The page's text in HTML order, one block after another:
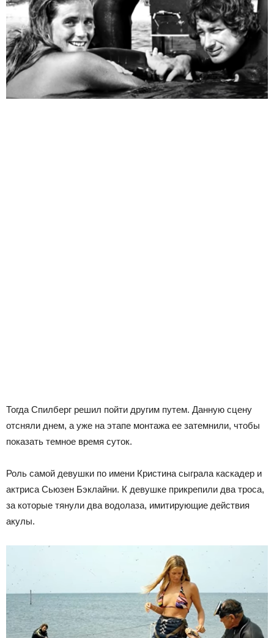
Тогда Спилберг решил пойти другим путем. Данную сцену
отсняли днем, а уже на этапе монтажа ее затемнили, чтобы
показать темное время суток.
Роль самой девушки по имени Кристина сыграла каскадер и
актриса Сьюзен Бэклайни. К девушке прикрепили два троса,
за которые тянули два водолаза, имитирующие действия
акулы.